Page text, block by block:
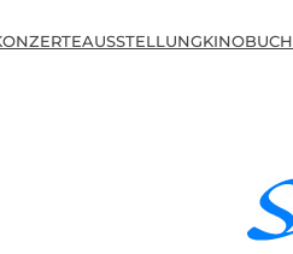
AUSSTELLUNGKINOBUCH